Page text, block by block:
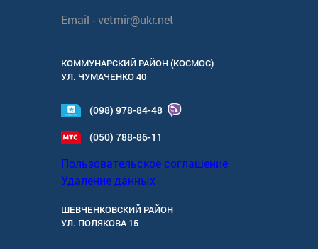
Email -vetmir@ukr.net
КОММУНАРСКИЙ РАЙОН (КОСМОС)
УЛ. ЧУМАЧЕНКО 40
(098) 978-84-48
(050) 788-86-11
Пользовательское соглашение
Удаление данных
ШЕВЧЕНКОВСКИЙ РАЙОН
УЛ. ПОЛЯКОВА 15